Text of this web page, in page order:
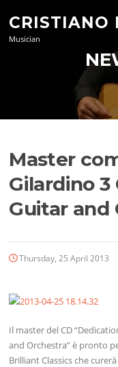
content
CRISTIANO
Musician
Master
Gilardino
Guitar and
Thursday, 25 April 2013
Il master del CD
and Orchestra” è pronto
Brilliant Classics che